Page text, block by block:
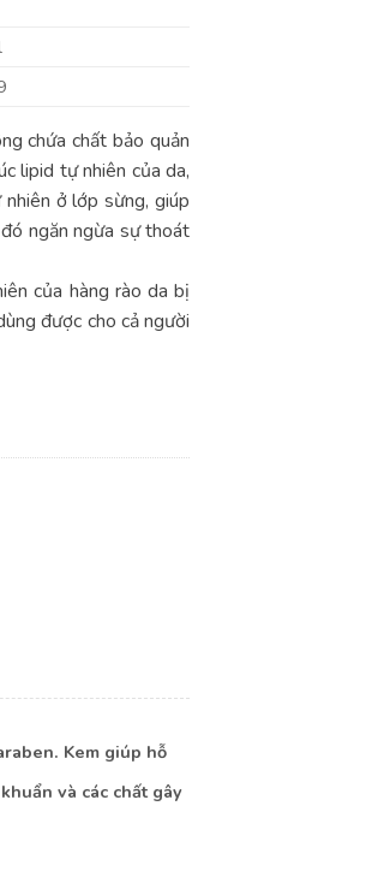
chứa chất bảo quản
lipid tự nhiên của da,
ở lớp sừng, giúp
ngăn ngừa sự thoát
của hàng rào da bị
được cho cả người
Kem giúp hỗ
và các chất gây